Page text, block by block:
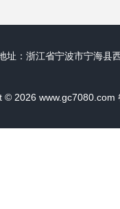
址：浙江省宁波市宁海县
© 2026 www.gc7080.com